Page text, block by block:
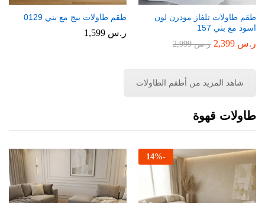
طقم طاولات تلفاز مودرن لون
اسود مع بني 157
ر.س ر.س2,999
طقم طاولات بيج مع بني 0129
ر.س
شاهد المزيد من أطقم الطاولات
طاولات قهوة
-
14%